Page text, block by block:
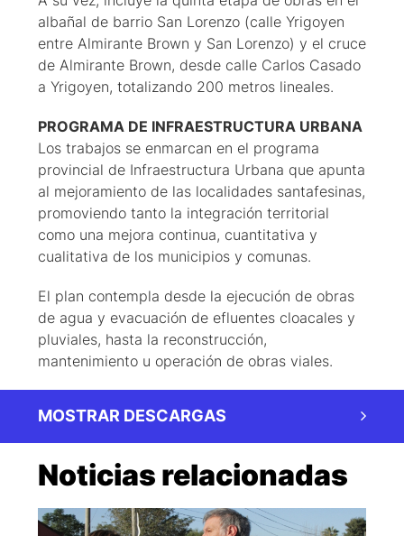
albañal de barrio San Lorenzo (calle Yrigoyen
entre Almirante Brown y San Lorenzo) y el cruce
de Almirante Brown, desde calle Carlos Casado
a Yrigoyen, totalizando 200 metros lineales.
PROGRAMA DE INFRAESTRUCTURA URBANA
Los trabajos se enmarcan en el programa
provincial de Infraestructura Urbana que apunta
al mejoramiento de las localidades santafesinas,
promoviendo tanto la integración territorial
como una mejora continua, cuantitativa y
cualitativa de los municipios y comunas.
El plan contempla desde la ejecución de obras
de agua y evacuación de efluentes cloacales y
pluviales, hasta la reconstrucción,
mantenimiento u operación de obras viales.
MOSTRAR DESCARGAS
Noticias relacionadas